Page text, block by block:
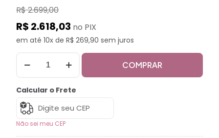
R$ 2.699,00
R$ 2.618,03 no PIX
em até 10x de R$ 269,90 sem juros
COMPRAR
Calcular o Frete
Não sei meu CEP